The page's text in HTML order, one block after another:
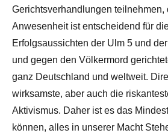
Gerichtsverhandlungen teilnehmen,
Anwesenheit ist entscheidend für
Erfolgsaussichten der Ulm 5 und
und gegen den Völkermord
ganz Deutschland und weltweit.
wirksamste, aber auch die
Aktivismus. Daher ist es das
können, alles in unserer Macht